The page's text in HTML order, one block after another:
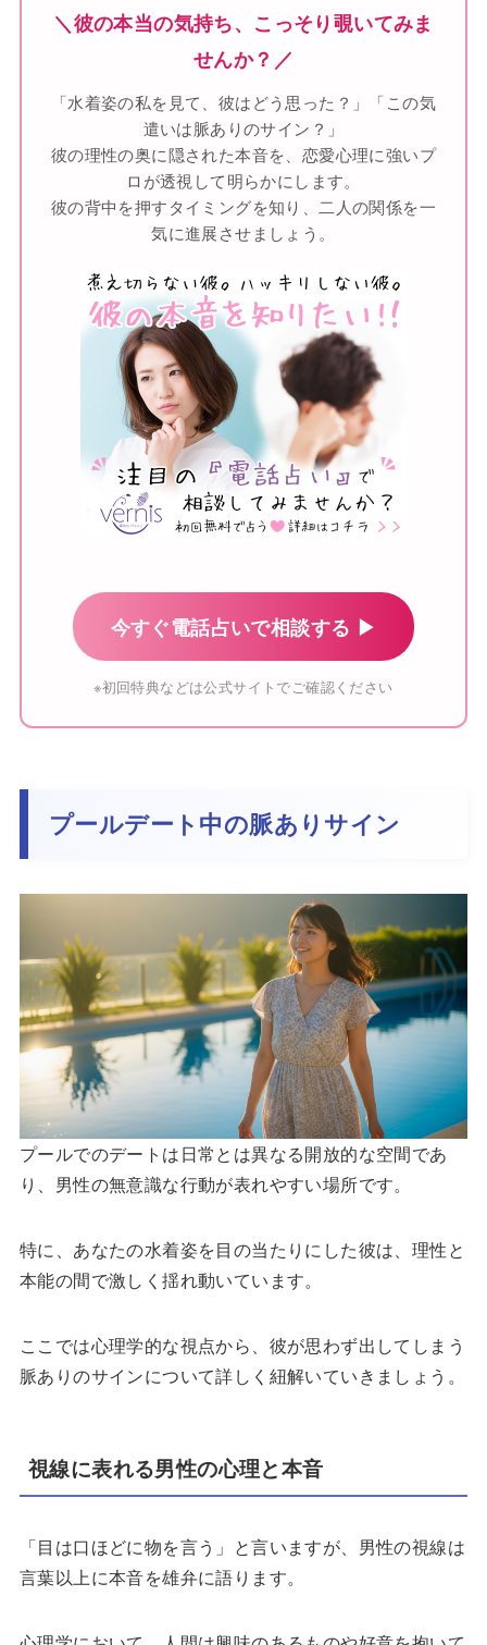
＼彼の本当の気持ち、こっそり覗いてみま
せんか？／
「水着姿の私を見て、彼はどう思った？」「この気
遣いは脈ありのサイン？」
彼の理性の奥に隠された本音を、恋愛心理に強いプ
ロが透視して明らかにします。
彼の背中を押すタイミングを知り、二人の関係を一
気に進展させましょう。
今すぐ電話占いで相談する ▶
※初回特典などは公式サイトでご確認ください
プールデート中の脈ありサイン
プールでのデートは日常とは異なる開放的な空間であ
り、男性の無意識な行動が表れやすい場所です。
特に、あなたの水着姿を目の当たりにした彼は、理性と
本能の間で激しく揺れ動いています。
ここでは心理学的な視点から、彼が思わず出してしまう
脈ありのサインについて詳しく紐解いていきましょう。
視線に表れる男性の心理と本音
「目は口ほどに物を言う」と言いますが、男性の視線は
言葉以上に本音を雄弁に語ります。